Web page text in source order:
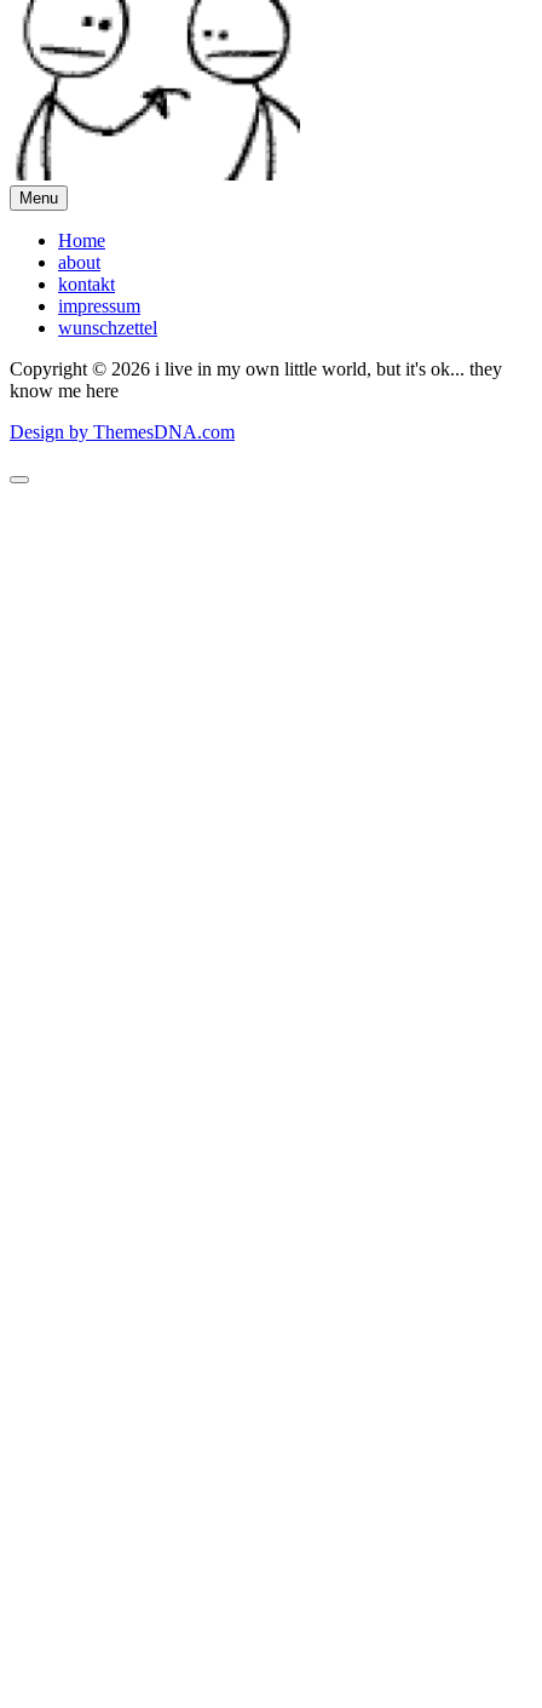
Menu
Home
about
kontakt
impressum
wunschzettel
Copyright © 2026 i live in my own little world, but it's ok... they
know me here
Design by ThemesDNA.com
Scroll